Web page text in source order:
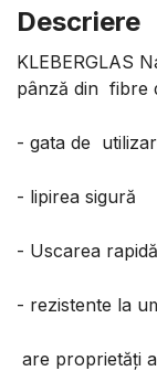
Descriere
KLEBERGLAS
pânză din fibre
- gata de
- lipirea sigură
- Uscarea rapidă
- rezistente la
are proprietăți